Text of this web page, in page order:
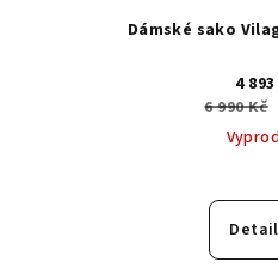
Dámské sako
4
6 990 Kč
Detail